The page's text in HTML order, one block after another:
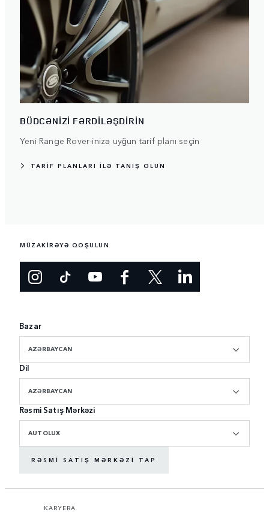
BÜDCƏNİZİ FƏRDİLƏŞDİRİN
Yeni Range Rover-inizə uyğun tarif planı seçin
TARİF PLANLARI İLƏ TANIŞ OLUN
MÜZAKİRƏYƏ QOŞULUN
Bazar
AZƏRBAYCAN
Dil
AZƏRBAYCAN
Rəsmi Satış Mərkəzi
AUTOLUX
RƏSMI SATIŞ MƏRKƏZI TAP
KARYERA